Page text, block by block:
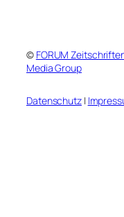
© FORUM
Media Group
Datenschutz|